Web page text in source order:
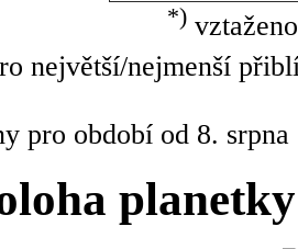
*)
největší/nejmenší
pro období od 8.